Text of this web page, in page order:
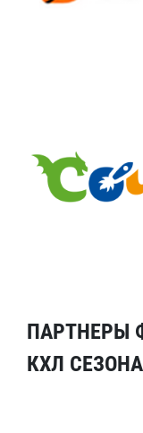
ПАРТНЕРЫ
КХЛ